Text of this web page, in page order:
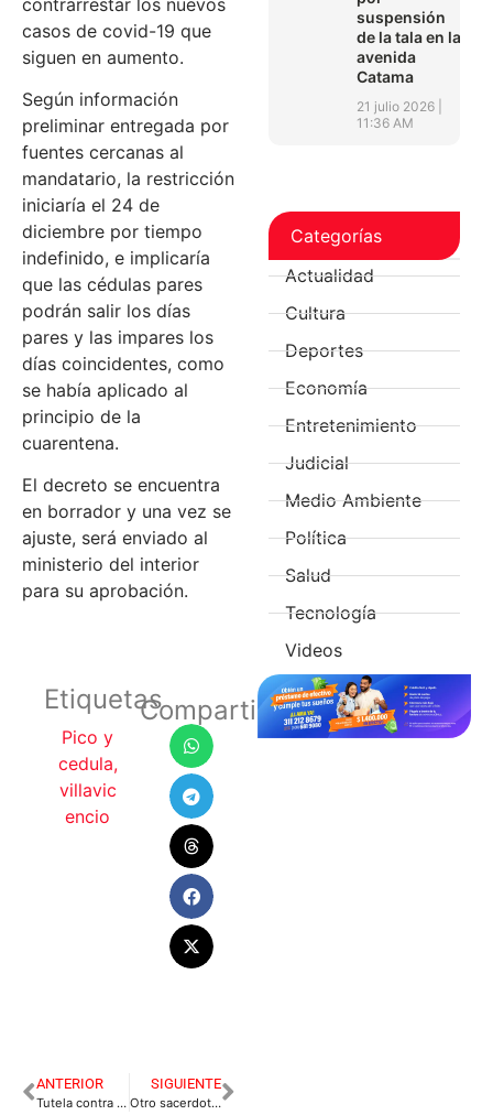
casos de covid-19 que
siguen en aumento.
Según información
preliminar entregada por
fuentes cercanas al
mandatario, la restricción
iniciaría el 24 de
diciembre por tiempo
indefinido, e implicaría
que las cédulas pares
podrán salir los días
pares y las impares los
días coincidentes, como
se había aplicado al
principio de la
cuarentena.
El decreto se encuentra
en borrador y una vez se
ajuste, será enviado al
ministerio del interior
para su aprobación.
Etiquetas
Pico y
cedula,
villavic
encio
Compartir
ANTERIOR
Tutela contra el toque de queda en el Meta
SIGUIENTE
Otro sacerdote con covid-19 en Villavicencio
suspensión
de la tala en la
avenida
Catama
21 julio 2026
11:36 AM
Categorías
Actualidad
Cultura
Deportes
Economía
Entretenimiento
Judicial
Medio Ambiente
Política
Salud
Tecnología
Videos